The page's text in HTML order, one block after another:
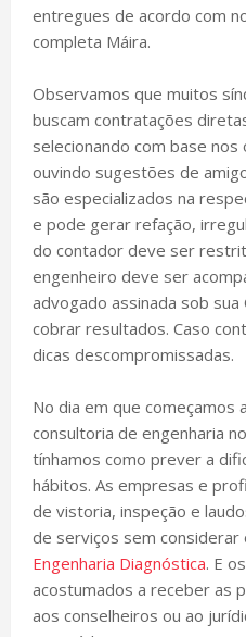
entregues de acordo com
completa Máira.
Observamos que muitos
buscam contratações
selecionando com base
ouvindo sugestões de
são especializados na
e pode gerar refação,
do contador deve ser
engenheiro deve ser
advogado assinada sob sua
cobrar resultados. Caso
dicas descompromissadas.
No dia em que começamos
consultoria de engenharia
tínhamos como prever a
hábitos. As empresas e
de vistoria, inspeção e
de serviços sem considerar
Engenharia Diagnóstica. E
acostumados a receber as
aos conselheiros ou ao